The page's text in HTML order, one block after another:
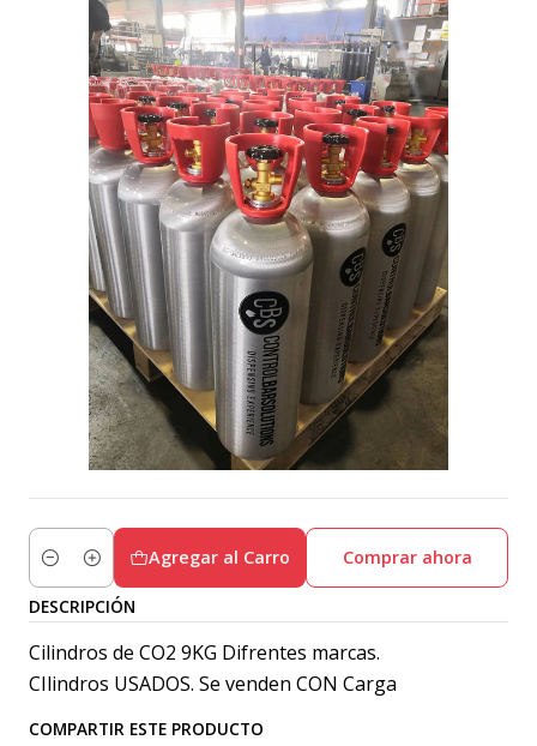
Cantidad
Agregar al Carro Comprar ahora
DESCRIPCIÓN
Cilindros de CO2 9KG Difrentes marcas.
CIlindros USADOS. Se venden CON Carga
COMPARTIR ESTE PRODUCTO